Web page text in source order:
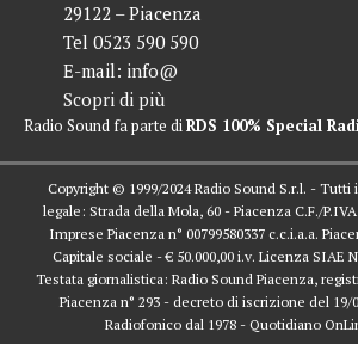
29122 – Piacenza
Tel 0523 590 590
E-mail: info@
Scopri di più
Radio Sound fa parte diRDS 100% Special
Copyright © 1999/2024 Radio Sound S.r.l. -
legale: Strada della Mola, 60 - Piacenza C.F./
Imprese Piacenza n° 00799580337 c.c.i.a.a.
Capitale sociale - € 50.000,00 i.v. Licenza SIAE
Testata giornalistica: Radio Sound Piacenza,
Piacenza n° 293 - decreto di iscrizione del 19/
Radiofonico dal 1978 - Quotidiano